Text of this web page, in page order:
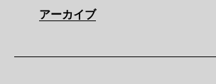
アーカイブ